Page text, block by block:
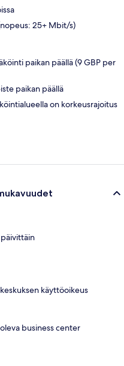
25+ Mbit/s)
paikan päällä (9 GBP per
paikan päällä
on korkeusrajoitus
käyttöoikeus
business center